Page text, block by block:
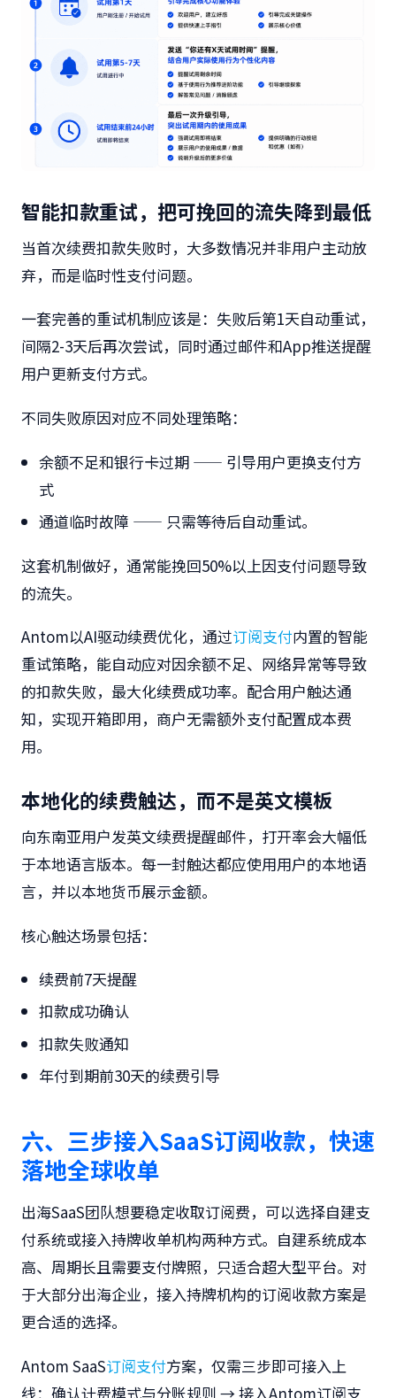
智能扣款重试，把可挽回的流失降到最低
当首次续费扣款失败时，大多数情况并非用户主动放
弃，而是临时性支付问题。
一套完善的重试机制应该是：失败后第1天自动重试，
间隔2-3天后再次尝试，同时通过邮件和App推送提醒
用户更新支付方式。
不同失败原因对应不同处理策略：
余额不足和银行卡过期 —— 引导用户更换支付方
式
通道临时故障 —— 只需等待后自动重试。
这套机制做好，通常能挽回50%以上因支付问题导致
的流失。
Antom以AI驱动续费优化，通过订阅支付内置的智能
重试策略，能自动应对因余额不足、网络异常等导致
的扣款失败，最大化续费成功率。配合用户触达通
知，实现开箱即用，商户无需额外支付配置成本费
用。
本地化的续费触达，而不是英文模板
向东南亚用户发英文续费提醒邮件，打开率会大幅低
于本地语言版本。每一封触达都应使用用户的本地语
言，并以本地货币展示金额。
核心触达场景包括：
续费前7天提醒
扣款成功确认
扣款失败通知
年付到期前30天的续费引导
六、三步接入SaaS订阅收款，快速
落地全球收单
出海SaaS团队想要稳定收取订阅费，可以选择自建支
付系统或接入持牌收单机构两种方式。自建系统成本
高、周期长且需要支付牌照，只适合超大型平台。对
于大部分出海企业，接入持牌机构的订阅收款方案是
更合适的选择。
Antom SaaS订阅支付方案，仅需三步即可接入上
线： 确认计费模式与分账规则 → 接入Antom订阅支